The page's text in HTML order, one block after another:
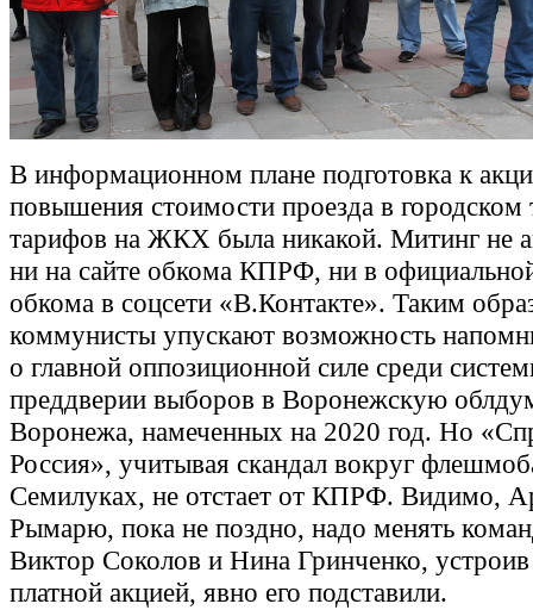
В информационном плане подготовка к
повышения стоимости проезда в городском
тарифов на ЖКХ была никакой. Митинг не
ни на сайте обкома КПРФ, ни в
обкома в соцсети «В.Контакте». Таким
коммунисты упускают возможность
о главной оппозиционной силе среди
преддверии выборов в Воронежскую
Воронежа, намеченных на 2020 год. Но
Россия», учитывая скандал вокруг
Семилуках, не отстает от КПРФ. Видимо,
Рымарю, пока не поздно, надо менять
Виктор Соколов и Нина Гринченко,
платной акцией, явно его подставили.